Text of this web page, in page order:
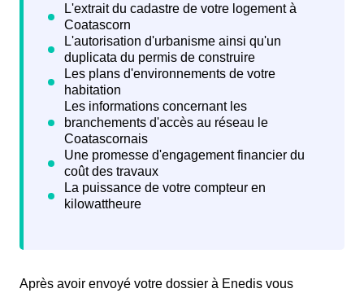
Après avoir envoyé votre dossier à Enedis vous